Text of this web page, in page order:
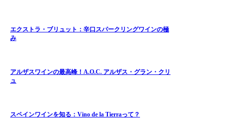
エクストラ・ブリュット：辛口スパークリングワインの極
み
アルザスワインの最高峰！A.O.C. アルザス・グラン・クリ
ュ
スペインワインを知る：Vino de la Tierraって？